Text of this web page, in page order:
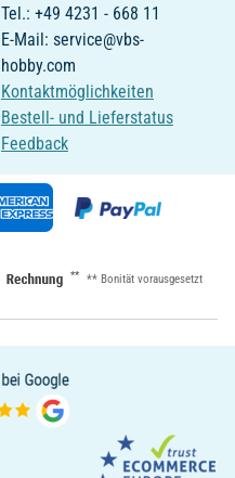
Tel.: +49 4231 - 668 11
E-Mail: service@vbs-
hobby.com
Kontaktmöglichkeiten
Bestell- und Lieferstatus
Feedback
** ** Bonität vorausgesetzt